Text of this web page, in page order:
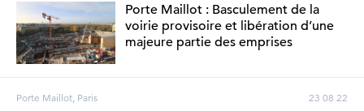
Porte Maillot : Basculement de la
voirie provisoire et libération d’une
majeure partie des emprises
Porte Maillot, Paris 23 08 22